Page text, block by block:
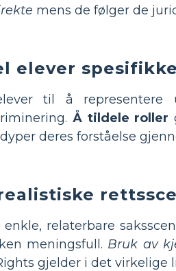
mens de følger de
elever
til å representere
Å tildele roller
deres forståelse
enkle, relaterbare
meningsfull. Bruk av
gjelder i det virkelige